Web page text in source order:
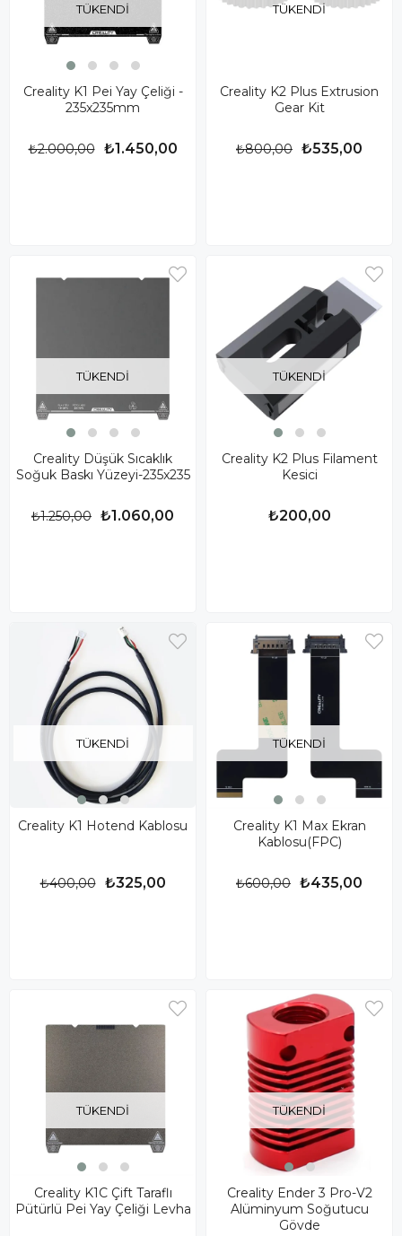
TÜKENDI
Creality K1 Pei Yay Çeliği -
235x235mm
₺1.450,00
₺2.000,00
TÜKENDI
Creality K2 Plus Extrusion
Gear Kit
₺535,00
₺800,00
TÜKENDI
Creality Düşük Sıcaklık
Soğuk Baskı Yüzeyi-235x235
₺1.060,00
₺1.250,00
TÜKENDI
Creality K2 Plus Filament
Kesici
₺200,00
TÜKENDI
Creality K1 Hotend Kablosu
₺325,00
₺400,00
TÜKENDI
Creality K1 Max Ekran
Kablosu(FPC)
₺435,00
₺600,00
TÜKENDI
Creality K1C Çift Taraflı
Pütürlü Pei Yay Çeliği Levha
TÜKENDI
Creality Ender 3 Pro-V2
Alüminyum Soğutucu
Gövde